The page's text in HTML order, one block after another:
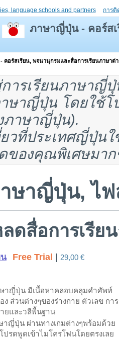
language schools and partners การติ
ภาษาญี่ปุ่น - คอร์สเ
คอร์สเรียน, พจนานุกรมและสื่อการเรียนภาษาต่า
การเรียนภาษาญี่
าษาญี่ปุ่น โดยใช้โ
ภาษาญี่ปุ่น).
วที่ประเทศญี่ปุ่น
ของคุณพิเศษมา
ษาญี่ปุ่น, ไ
ดสื่อการเรีย
Free Trial 29,00 €
าญี่ปุ่น มีเนื้อหาคลอบคลุมคำศัพท์
ส่วนต่างๆของร่างกาย ตัวเลข การ
ยและวลีพื้นฐาน
าญี่ปุ่น ผ่านทางเกมต่างๆพร้อมด้วย
รดพูดเข้าไมโครโฟนโดยตรงเลย